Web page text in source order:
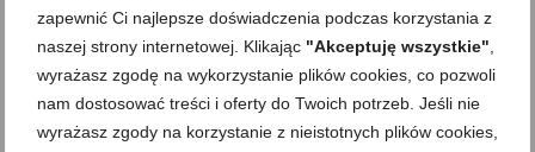
zapewnić Ci najlepsze doświadczenia podczas korzystania z
naszej strony internetowej. Klikając "Akceptuję wszystkie"
wyrażasz zgodę na wykorzystanie plików cookies, co pozwoli
nam dostosować treści i oferty do Twoich potrzeb. Jeśli nie
wyrażasz zgody na korzystanie z nieistotnych plików cookies,